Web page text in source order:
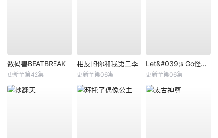
数码兽BEATBREAK
更新至第42集
相反的你和我第二季
更新至第06集
Let&#039;s Go怪奇组
更新至第06集